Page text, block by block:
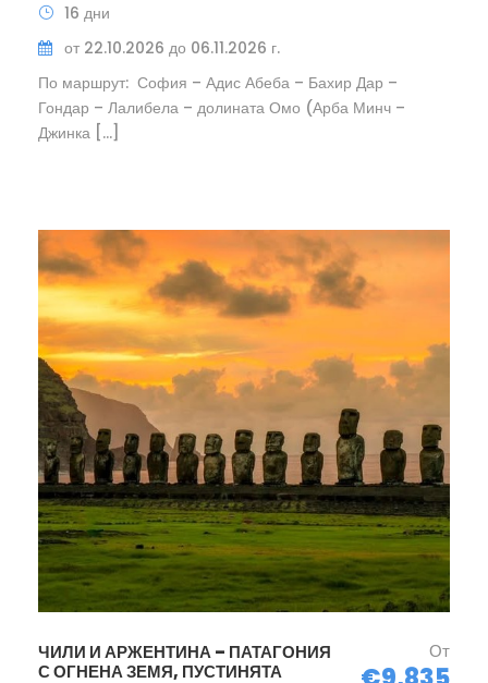
16 дни
от 22.10.2026 до 06.11.2026 г.
По маршрут: София – Адис Абеба – Бахир Дар –
Гондар – Лалибела – долината Омо (Арба Минч –
Джинка […]
ЧИЛИ И АРЖЕНТИНА – ПАТАГОНИЯ
С ОГНЕНА ЗЕМЯ, ПУСТИНЯТА
От